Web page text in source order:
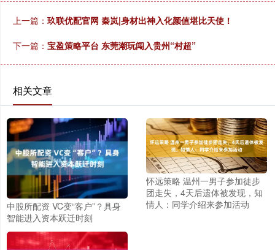
上一篇： 玖联优配官网 秦岚|身材出神入化颜值堪比天使！
下一篇： 宝盈策略平台 东莞潮玩闯入贵州“村超”
相关文章
中股所配资 VC变“客户”？具身
智能进入资本跃迁时刻
怀远策略 温州一男子参加徒步
团走失，4天后遗体被发现，知
情人：同学介绍来参加活动